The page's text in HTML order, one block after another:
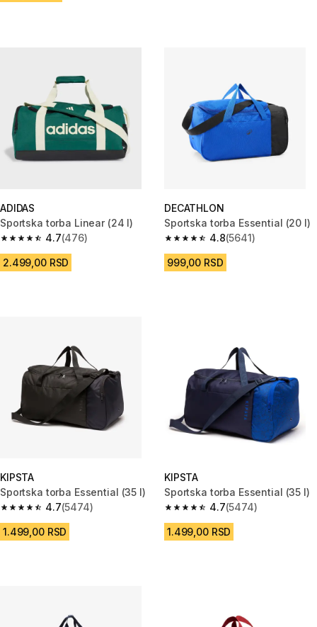
ADIDAS
Sportska torba Linear (24 l)
4.7
4.7 od 5 zvezdica from 476 Recenzije
(476)
2.499,00 RSD
DECATHLON
Sportska torba Essential (20 l)
4.8
4.8 od 5 zvezdica from 5641
(5641)
999,00 RSD
KIPSTA
Sportska torba Essential (35 l)
4.7
4.7 od 5 zvezdica from 5474 Recenzije
(5474)
1.499,00 RSD
KIPSTA
Sportska torba Essential (35 l)
4.7
4.7 od 5 zvezdica from 5474
(5474)
1.499,00 RSD